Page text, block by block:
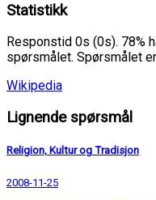
Statistikk
Responstid 0s (0s). 78%
spørsmålet. Spørsmålet
Wikipedia
Lignende spørsmål
Religion, Kultur og Tradisjon
2008-11-25